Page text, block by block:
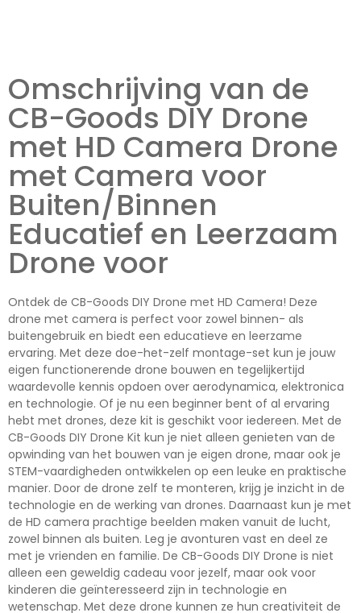
Omschrijving van de
CB-Goods DIY Drone
met HD Camera Drone
met Camera voor
Buiten/Binnen
Educatief en Leerzaam
Drone voor
Ontdek de CB-Goods DIY Drone met HD Camera! Deze
drone met camera is perfect voor zowel binnen- als
buitengebruik en biedt een educatieve en leerzame
ervaring. Met deze doe-het-zelf montage-set kun je jouw
eigen functionerende drone bouwen en tegelijkertijd
waardevolle kennis opdoen over aerodynamica, elektronica
en technologie. Of je nu een beginner bent of al ervaring
hebt met drones, deze kit is geschikt voor iedereen. Met de
CB-Goods DIY Drone Kit kun je niet alleen genieten van de
opwinding van het bouwen van je eigen drone, maar ook je
STEM-vaardigheden ontwikkelen op een leuke en praktische
manier. Door de drone zelf te monteren, krijg je inzicht in de
technologie en de werking van drones. Daarnaast kun je met
de HD camera prachtige beelden maken vanuit de lucht,
zowel binnen als buiten. Leg je avonturen vast en deel ze
met je vrienden en familie. De CB-Goods DIY Drone is niet
alleen een geweldig cadeau voor jezelf, maar ook voor
kinderen die geïnteresseerd zijn in technologie en
wetenschap. Met deze drone kunnen ze hun creativiteit de